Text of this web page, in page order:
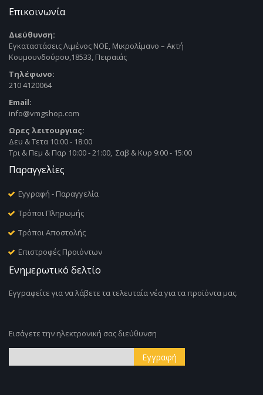
Επικοινωνία
Διεύθυνση:
Εγκαταστάσεις Λιμένος ΝΟΕ, Μικρολίμανο – Ακτή
Κουμουνδούρου,18533, Πειραιάς
Τηλέφωνο:
210 4120064
Email:
info@vmgshop.com
Ωρες λειτουργιας:
Δευ & Τετα 10:00 - 18:00
Τρι & Πεμ & Παρ 10:00 - 21:00, Σαβ & Κυρ 9:00 - 15:00
Παραγγελίες
Εγγραφή - Παραγγελία
Τρόποι Πληρωμής
Τρόποι Αποστολής
Επιστροφές Προιόντων
Ενημερωτικό δελτίο
Εγγραφείτε για να λάβετε τα τελευταία νέα για τα προϊόντα μας.
Εισάγετε την ηλεκτρονική σας διεύθυνση
Εγγραφή